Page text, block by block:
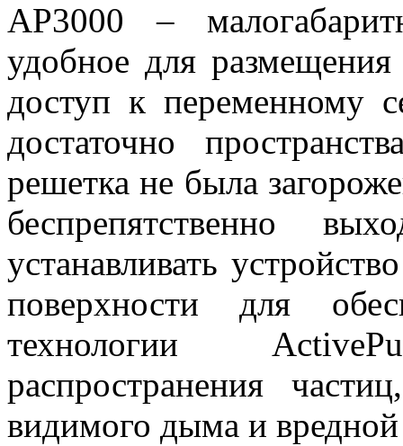
AP3000 –
удобное для
доступ к переменному
достаточно
решетка не была
беспрепятственно
устанавливать
поверхности для
технологии
распространения
видимого дыма и